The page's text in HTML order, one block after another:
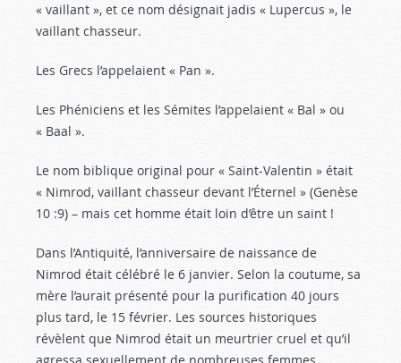
« vaillant », et ce nom désignait jadis « Lupercus », le
vaillant chasseur.
Les Grecs l’appelaient « Pan ».
Les Phéniciens et les Sémites l’appelaient « Bal » ou
« Baal ».
Le nom biblique original pour « Saint-Valentin » était
« Nimrod, vaillant chasseur devant l’Éternel » (Genèse
10 :9) – mais cet homme était loin d’être un saint !
Dans l’Antiquité, l’anniversaire de naissance de
Nimrod était célébré le 6 janvier. Selon la coutume, sa
mère l’aurait présenté pour la purification 40 jours
plus tard, le 15 février. Les sources historiques
révèlent que Nimrod était un meurtrier cruel et qu’il